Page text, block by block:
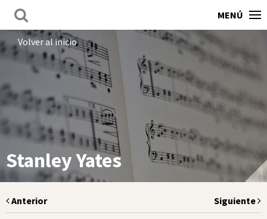
MENÚ
Volver al inicio
Stanley Yates
Anterior Siguiente